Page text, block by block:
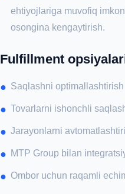
ehtiyojlariga muvofiq
osongina kengaytirish.
Fulfillment
Saqlashni optimallashtirish
Tovarlarni ishonchli
Jarayonlarni
MTP Group bilan
Ombor uchun raqamli